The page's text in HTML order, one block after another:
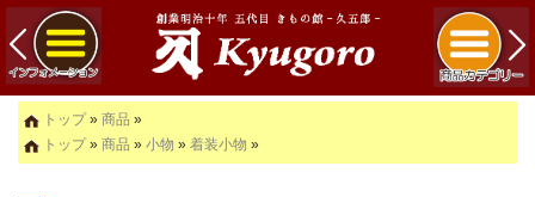
トップ» 商品 »
トップ» 商品 » 小物 » 着装小物 »